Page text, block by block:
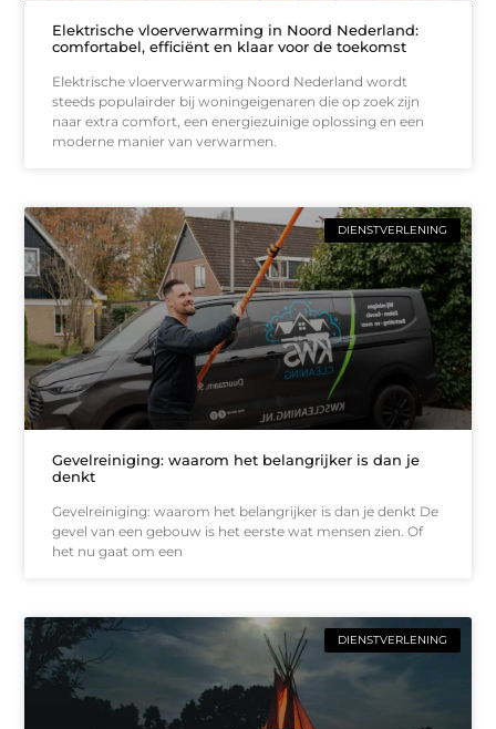
Elektrische vloerverwarming in Noord Nederland:
comfortabel, efficiënt en klaar voor de toekomst
Elektrische vloerverwarming Noord Nederland wordt
steeds populairder bij woningeigenaren die op zoek zijn
naar extra comfort, een energiezuinige oplossing en een
moderne manier van verwarmen.
DIENSTVERLENING
Gevelreiniging: waarom het belangrijker is dan je
denkt
Gevelreiniging: waarom het belangrijker is dan je denkt De
gevel van een gebouw is het eerste wat mensen zien. Of
het nu gaat om een
DIENSTVERLENING